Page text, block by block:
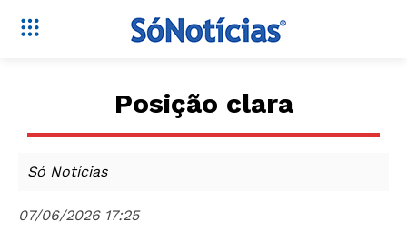
Posição clara
Só Notícias
07/06/2026 17:25